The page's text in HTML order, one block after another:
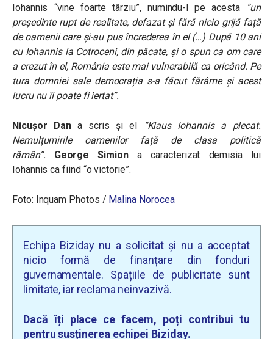
Iohannis “vine foarte târziu”, numindu-l pe acesta
“un
președinte rupt de realitate, defazat și fără nicio grijă față
de oamenii care și-au pus încrederea în el (…) După 10 ani
cu Iohannis la Cotroceni, din păcate, și o spun ca om care
a crezut în el, România este mai vulnerabilă ca oricând. Pe
tura domniei sale democrația s-a făcut fărâme și acest
lucru nu îi poate fi iertat”.
Nicușor Dana scris și el
“Klaus Iohannis a plecat.
Nemulțumirile oamenilor față de clasa politică
rămân”. George Simiona caracterizat demisia lui
Iohannis ca fiind “o victorie”.
Foto: Inquam Photos / Malina Norocea
Echipa Biziday nu a solicitat și nu a acceptat
nicio formă de finanțare din fonduri
guvernamentale. Spațiile de publicitate sunt
limitate, iar reclama neinvazivă.
Dacă îți place ce facem, poți contribui tu
pentru susținerea echipei Biziday.